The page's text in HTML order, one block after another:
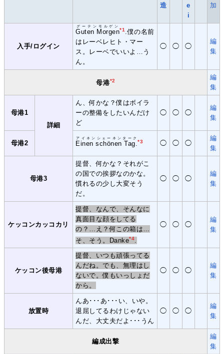
造
e
i
加
入手/ログイン
Guten Morgen
グーテンモルゲン
*1.僕の名前
はレーベレヒト・マー
ス。レーベでいいよ…う
ん。
◯ ◯ ◯
編
集
母港*2
編
集
母港1
詳細
ん、何かな？僕はボイラ
ーの整備をしたいんだけ
ど
◯ ◯ ◯
編
集
母港2 Einen schönen Tag.
アイネンシェーネンターク
*3 ◯ ◯ ◯
編
集
母港3
提督、何かな？それがこ
の国での挨拶なのかな。
慣れるの少し大変そう
だ。
◯ ◯ ◯
編
集
ケッコンカッコカリ
提督、なんで、そんなに
真面目な顔をしてる
の？…え？何この箱は…
そ、そう。Danke*4
◯ ◯ ◯
編
集
ケッコン後母港
提督、いつも頑張ってる
んだね。でも、無理はし
ないで。僕もいっしょだ
から。
◯ ◯ ◯
編
集
放置時
んあ･･･あ･･･い、いや。
退屈してるわけじゃない
んだ、大丈夫だよ･･･うん
◯ ◯ ◯
編
集
編成出撃
編
集